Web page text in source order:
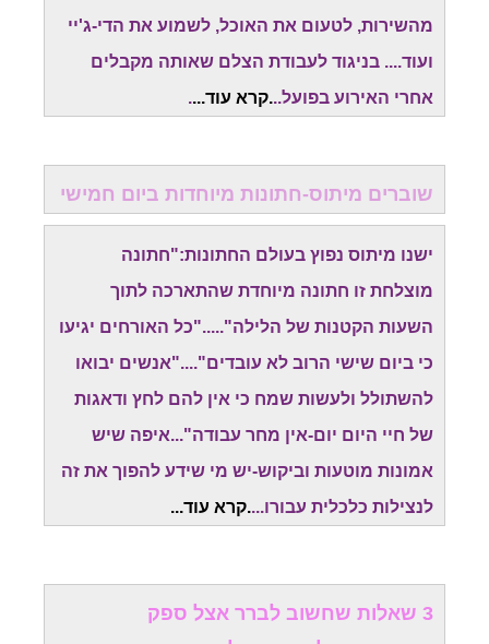
מהשירות, לטעום את האוכל, לשמוע את הדי-ג'יי
ועוד.... בניגוד לעבודת הצלם שאותה מקבלים
אחרי האירוע בפועל...קרא עוד...
.
שוברים מיתוס-חתונות מיוחדות ביום חמישי
ישנו מיתוס נפוץ בעולם החתונות:"חתונה
מוצלחת זו חתונה מיוחדת שהתארכה לתוך
השעות הקטנות של הלילה"....."כל האורחים יגיעו
כי ביום שישי הרוב לא עובדים"...."אנשים יבואו
להשתולל ולעשות שמח כי אין להם לחץ ודאגות
של חיי היום יום-אין מחר עבודה"...איפה שיש
אמונות מוטעות וביקוש-יש מי שידע להפוך את זה
לנצילות כלכלית עבורו....קרא עוד...
3 שאלות שחשוב לברר אצל ספק